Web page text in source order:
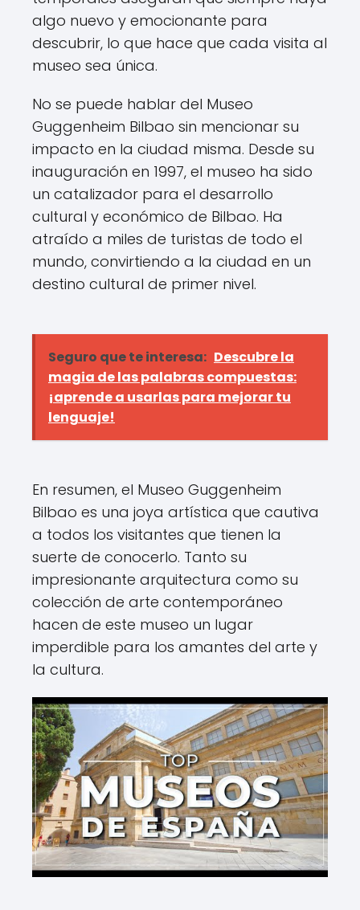
algo nuevo y emocionante para
descubrir, lo que hace que cada visita al
museo sea única.
No se puede hablar del Museo
Guggenheim Bilbao sin mencionar su
impacto en la ciudad misma. Desde su
inauguración en 1997, el museo ha sido
un catalizador para el desarrollo
cultural y económico de Bilbao. Ha
atraído a miles de turistas de todo el
mundo, convirtiendo a la ciudad en un
destino cultural de primer nivel.
Seguro que te interesa: Descubre la
magia de las palabras compuestas:
¡aprende a usarlas para mejorar tu
lenguaje!
En resumen, el Museo Guggenheim
Bilbao es una joya artística que cautiva
a todos los visitantes que tienen la
suerte de conocerlo. Tanto su
impresionante arquitectura como su
colección de arte contemporáneo
hacen de este museo un lugar
imperdible para los amantes del arte y
la cultura.